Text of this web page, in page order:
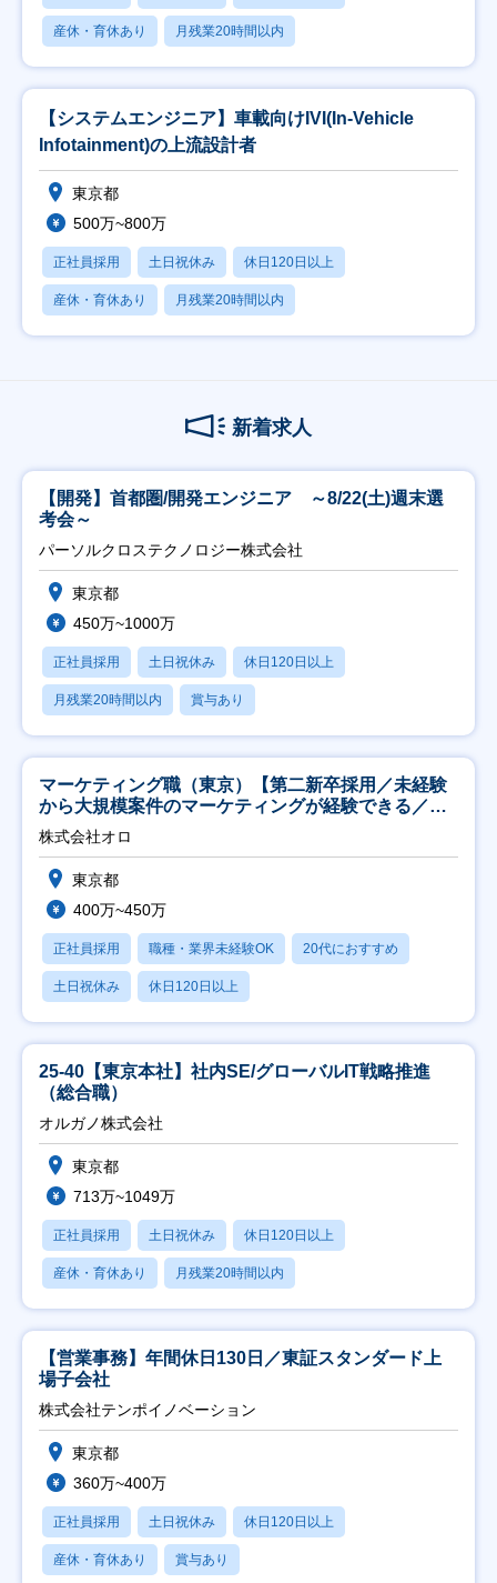
産休・育休あり 月残業20時間以内
【システムエンジニア】車載向けIVI(In-Vehicle
Infotainment)の上流設計者
東京都
500万~800万
正社員採用 土日祝休み 休日120日以上
産休・育休あり 月残業20時間以内
新着求人
【開発】首都圏/開発エンジニア ～8/22(土)週末選
考会～
パーソルクロステクノロジー株式会社
東京都
450万~1000万
正社員採用 土日祝休み 休日120日以上
月残業20時間以内 賞与あり
マーケティング職（東京）【第二新卒採用／未経験
から大規模案件のマーケティングが経験できる／研
修充実】
株式会社オロ
東京都
400万~450万
正社員採用 職種・業界未経験OK 20代におすすめ
土日祝休み 休日120日以上
25-40【東京本社】社内SE/グローバルIT戦略推進
（総合職）
オルガノ株式会社
東京都
713万~1049万
正社員採用 土日祝休み 休日120日以上
産休・育休あり 月残業20時間以内
【営業事務】年間休日130日／東証スタンダード上
場子会社
株式会社テンポイノベーション
東京都
360万~400万
正社員採用 土日祝休み 休日120日以上
産休・育休あり 賞与あり